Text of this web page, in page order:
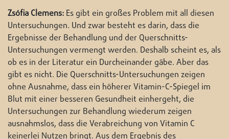
Zsófia Clemens: Es gibt ein großes Problem mit all diesen
Untersuchungen. Und zwar besteht es darin, dass die
Ergebnisse der Behandlung und der Querschnitts-
Untersuchungen vermengt werden. Deshalb scheint es, als
ob es in der Literatur ein Durcheinander gäbe. Aber das
gibt es nicht. Die Querschnitts-Untersuchungen zeigen
ohne Ausnahme, dass ein höherer Vitamin-C-Spiegel im
Blut mit einer besseren Gesundheit einhergeht, die
Untersuchungen zur Behandlung wiederum zeigen
ausnahmslos, dass die Verabreichung von Vitamin C
keinerlei Nutzen bringt. Aus dem Ergebnis des